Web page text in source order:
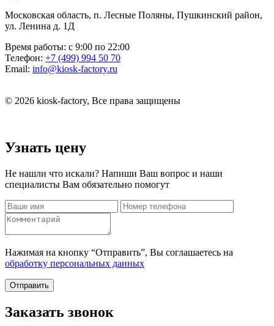
Московская область, п. Лесные Поляны, Пушкинский район,
ул. Ленина д. 1Д
Время работы: с 9:00 по 22:00
Телефон: +7 (499) 994 50 70
Email: info@kiosk-factory.ru
© 2026 kiosk-factory, Все права защищены
Узнать цену
Не нашли что искали? Напиши Ваш вопрос и наши
специалисты Вам обязательно помогут
Нажимая на кнопку “Отправить”, Вы соглашаетесь на
обработку персональных данных
Отправить
Заказать звонок